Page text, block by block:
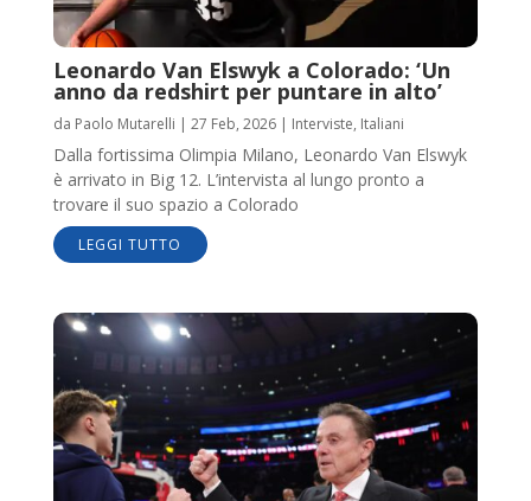
Leonardo Van Elswyk a Colorado: ‘Un
anno da redshirt per puntare in alto’
da Paolo Mutarelli | 27 Feb, 2026| Interviste, Italiani
Dalla fortissima Olimpia Milano, Leonardo Van Elswyk
è arrivato in Big 12. L’intervista al lungo pronto a
trovare il suo spazio a Colorado
LEGGI TUTTO